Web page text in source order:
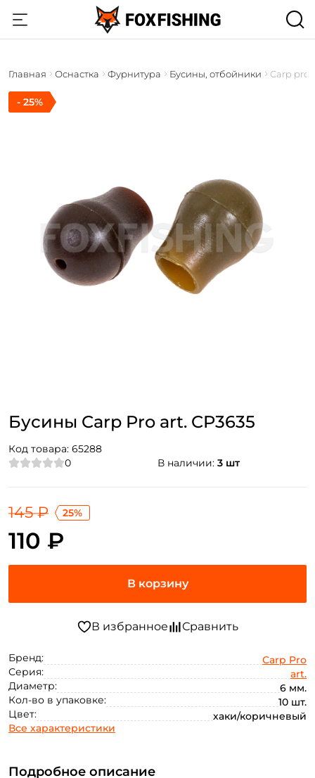
Главная Оснастка Фурнитура Бусины, отбойники Carp pro
Бусины Carp Pro art. CP3635
Код товара: 65288
0
В наличии: 3 шт
- 25%
Бренд:
Carp Pro
Серия:
art.
Диаметр:
6 мм.
Кол-во в упаковке:
10 шт.
Цвет:
хаки/коричневый
Все характеристики
110 ₽
145 ₽ 25%
Подробное описание